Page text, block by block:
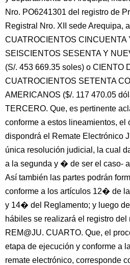
Nro. PO6241301 del registro de
Registral Nro. XII sede Arequipa,
CUATROCIENTOS CINCUENTA
SEISCIENTOS SESENTA Y
(S/. 453 669.35 soles) o CIENTO
CUATROCIENTOS SETENTA
AMERICANOS ($/. 117 470.05
TERCERO. Que, es pertinente
conforme a estos lineamientos, el
dispondrá el Remate Electrónico
única resolución judicial, la cual
a la segunda y � de ser el caso-
Así también las partes podrán
conforme a los artículos 12� de
y 14� del Reglamento; y luego
hábiles se realizará el registro del
REM@JU. CUARTO. Que, el
etapa de ejecución y conforme a
remate electrónico, corresponde